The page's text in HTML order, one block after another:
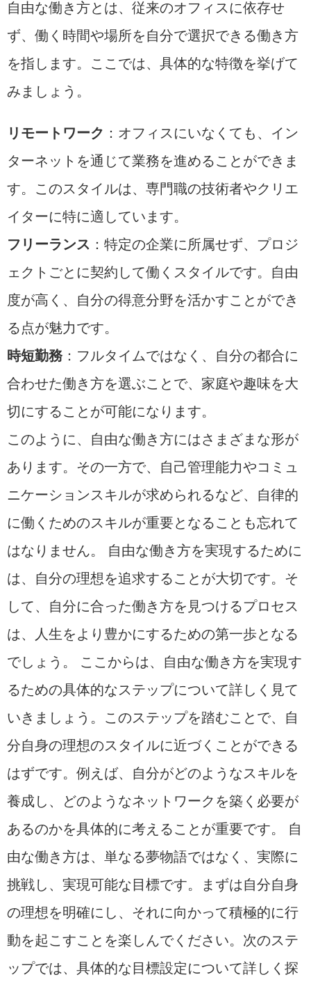
自由な働き方とは、従来のオフィスに依存せ
ず、働く時間や場所を自分で選択できる働き方
を指します。ここでは、具体的な特徴を挙げて
みましょう。
リモートワーク ：オフィスにいなくても、イン
ターネットを通じて業務を進めることができま
す。このスタイルは、専門職の技術者やクリエ
イターに特に適しています。
フリーランス ：特定の企業に所属せず、プロジ
ェクトごとに契約して働くスタイルです。自由
度が高く、自分の得意分野を活かすことができ
る点が魅力です。
時短勤務：フルタイムではなく、自分の都合に
合わせた働き方を選ぶことで、家庭や趣味を大
切にすることが可能になります。
このように、自由な働き方にはさまざまな形が
あります。その一方で、自己管理能力やコミュ
ニケーションスキルが求められるなど、自律的
に働くためのスキルが重要となることも忘れて
はなりません。 自由な働き方を実現するために
は、自分の理想を追求することが大切です。そ
して、自分に合った働き方を見つけるプロセス
は、人生をより豊かにするための第一歩となる
でしょう。 ここからは、自由な働き方を実現す
るための具体的なステップについて詳しく見て
いきましょう。このステップを踏むことで、自
分自身の理想のスタイルに近づくことができる
はずです。例えば、自分がどのようなスキルを
養成し、どのようなネットワークを築く必要が
あるのかを具体的に考えることが重要です。 自
由な働き方は、単なる夢物語ではなく、実際に
挑戦し、実現可能な目標です。まずは自分自身
の理想を明確にし、それに向かって積極的に行
動を起こすことを楽しんでください。次のステ
ップでは、具体的な目標設定について詳しく探